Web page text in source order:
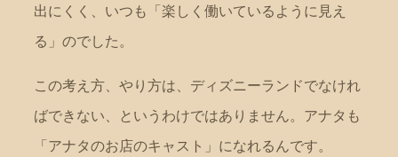
出にくく、いつも「楽しく働いているように見え
る」のでした。
この考え方、やり方は、ディズニーランドでなけれ
ばできない、というわけではありません。アナタも
「アナタのお店のキャスト」になれるんです。